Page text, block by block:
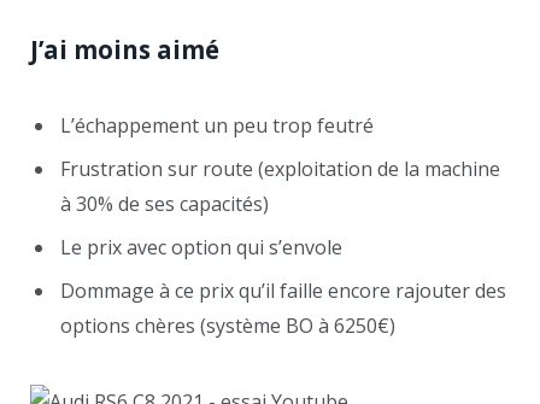
J’ai moins aimé
L’échappement un peu trop feutré
Frustration sur route (exploitation de la machine
à 30% de ses capacités)
Le prix avec option qui s’envole
Dommage à ce prix qu’il faille encore rajouter des
options chères (système BO à 6250€)